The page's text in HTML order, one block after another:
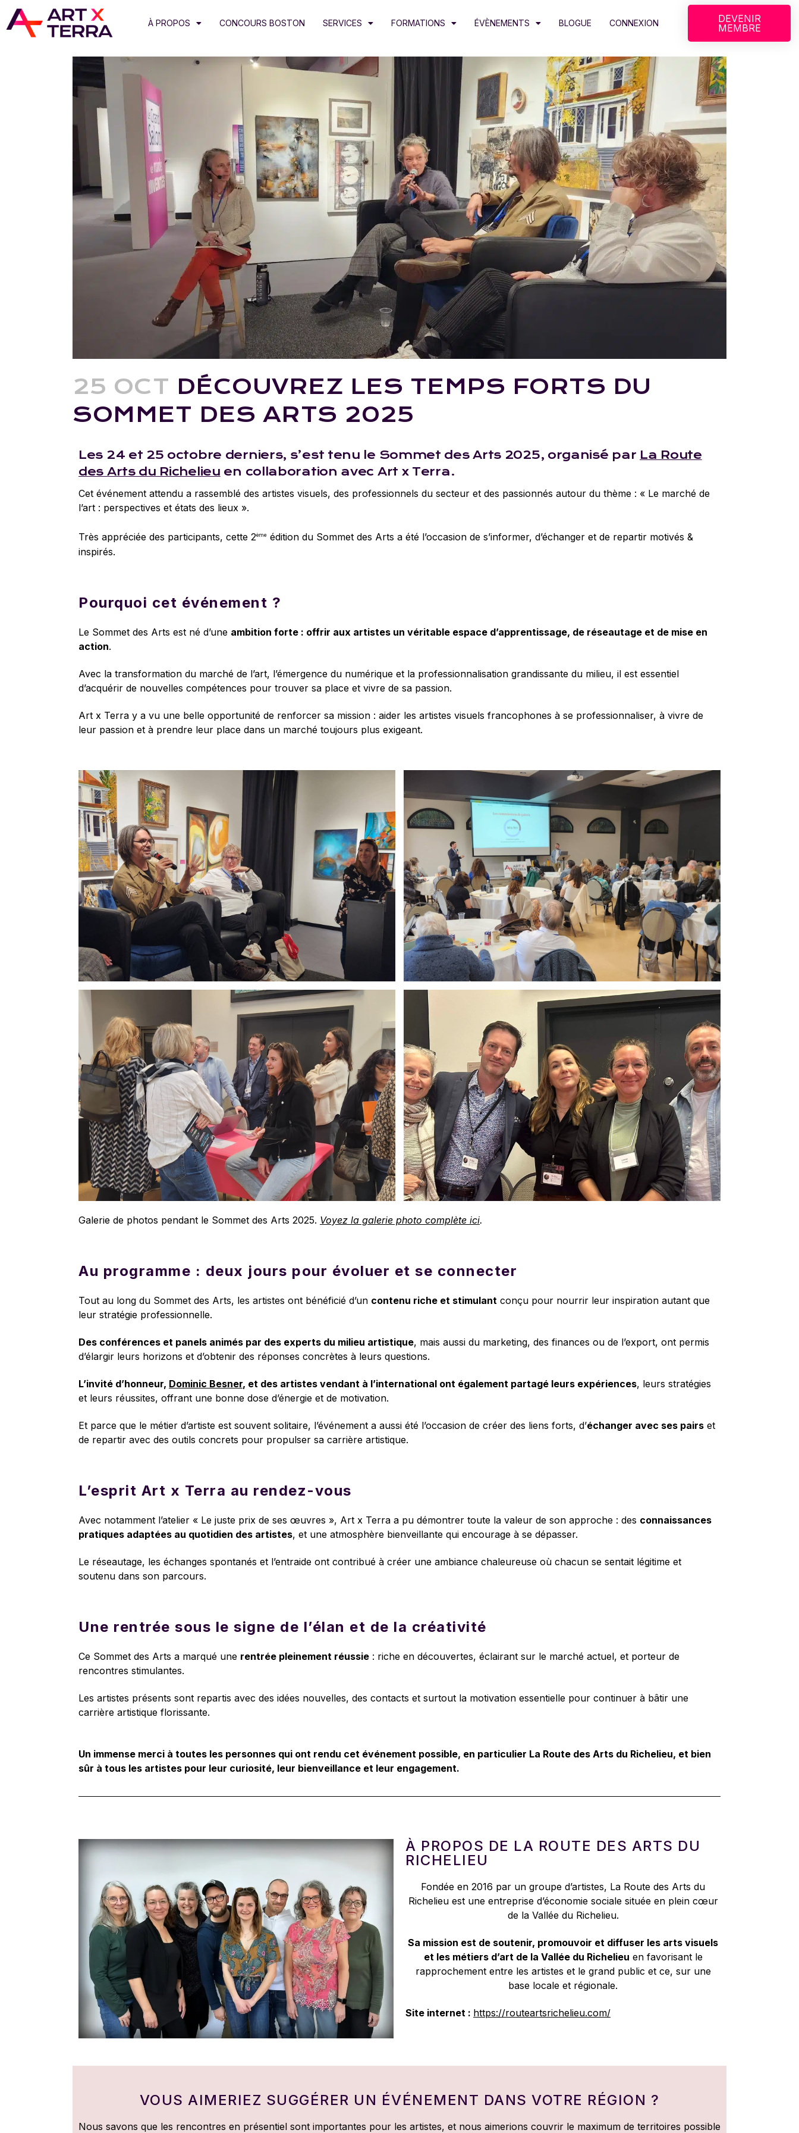
À PROPOS CONCOURS BOSTON SERVICES FORMATIONS ÉVÈNEMENTS BLOGUE CONNEXION
DEVENIR
MEMBRE
25 OCT DÉCOUVREZ LES TEMPS FORTS DU
SOMMET DES ARTS 2025
Les 24 et 25 octobre derniers, s’est tenu le Sommet des Arts 2025, organisé par La Route
des Arts du Richelieu en collaboration avec Art x Terra.
Cet événement attendu a rassemblé des artistes visuels, des professionnels du secteur et des passionnés autour du thème : « Le marché de
l’art : perspectives et états des lieux ».
Très appréciée des participants, cette 2ème édition du Sommet des Arts a été l’occasion de s’informer, d’échanger et de repartir motivés &
inspirés.
Pourquoi cet événement ?
Le Sommet des Arts est né d’une ambition forte : offrir aux artistes un véritable espace d’apprentissage, de réseautage et de mise en
action.
Avec la transformation du marché de l’art, l’émergence du numérique et la professionnalisation grandissante du milieu, il est essentiel
d’acquérir de nouvelles compétences pour trouver sa place et vivre de sa passion.
Art x Terra y a vu une belle opportunité de renforcer sa mission : aider les artistes visuels francophones à se professionnaliser, à vivre de
leur passion et à prendre leur place dans un marché toujours plus exigeant.
Galerie de photos pendant le Sommet des Arts 2025. Voyez la galerie photo complète ici.
Au programme : deux jours pour évoluer et se connecter
Tout au long du Sommet des Arts, les artistes ont bénéficié d’un contenu riche et stimulant conçu pour nourrir leur inspiration autant que
leur stratégie professionnelle.
Des conférences et panels animés par des experts du milieu artistique, mais aussi du marketing, des finances ou de l’export, ont permis
d’élargir leurs horizons et d’obtenir des réponses concrètes à leurs questions.
L’invité d’honneur, Dominic Besner, et des artistes vendant à l’international ont également partagé leurs expériences, leurs stratégies
et leurs réussites, offrant une bonne dose d’énergie et de motivation.
Et parce que le métier d’artiste est souvent solitaire, l’événement a aussi été l’occasion de créer des liens forts, d’échanger avec ses pairs et
de repartir avec des outils concrets pour propulser sa carrière artistique.
L’esprit Art x Terra au rendez-vous
Avec notamment l’atelier « Le juste prix de ses œuvres », Art x Terra a pu démontrer toute la valeur de son approche : des connaissances
pratiques adaptées au quotidien des artistes, et une atmosphère bienveillante qui encourage à se dépasser.
Le réseautage, les échanges spontanés et l’entraide ont contribué à créer une ambiance chaleureuse où chacun se sentait légitime et
soutenu dans son parcours.
Une rentrée sous le signe de l’élan et de la créativité
Ce Sommet des Arts a marqué une rentrée pleinement réussie : riche en découvertes, éclairant sur le marché actuel, et porteur de
rencontres stimulantes.
Les artistes présents sont repartis avec des idées nouvelles, des contacts et surtout la motivation essentielle pour continuer à bâtir une
carrière artistique florissante.
Un immense merci à toutes les personnes qui ont rendu cet événement possible, en particulier La Route des Arts du Richelieu, et bien
sûr à tous les artistes pour leur curiosité, leur bienveillance et leur engagement.
À PROPOS DE LA ROUTE DES ARTS DU
RICHELIEU
Fondée en 2016 par un groupe d’artistes, La Route des Arts du
Richelieu est une entreprise d’économie sociale située en plein cœur
de la Vallée du Richelieu.
Sa mission est de soutenir, promouvoir et diffuser les arts visuels
et les métiers d’art de la Vallée du Richelieu en favorisant le
rapprochement entre les artistes et le grand public et ce, sur une
base locale et régionale.
Site internet : https://routeartsrichelieu.com/
VOUS AIMERIEZ SUGGÉRER UN ÉVÉNEMENT DANS VOTRE RÉGION ?
Nous savons que les rencontres en présentiel sont importantes pour les artistes, et nous aimerions couvrir le maximum de territoires possible